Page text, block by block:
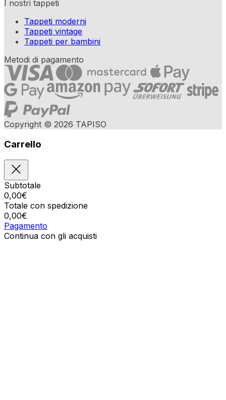
I nostri tappeti
Tappeti moderni
Tappeti vintage
Tappeti per bambini
Metodi di pagamento
Copyright © 2026 TAPISO
Carrello
Subtotale
0,00€
Totale con spedizione
0,00€
Pagamento
Continua con gli acquisti